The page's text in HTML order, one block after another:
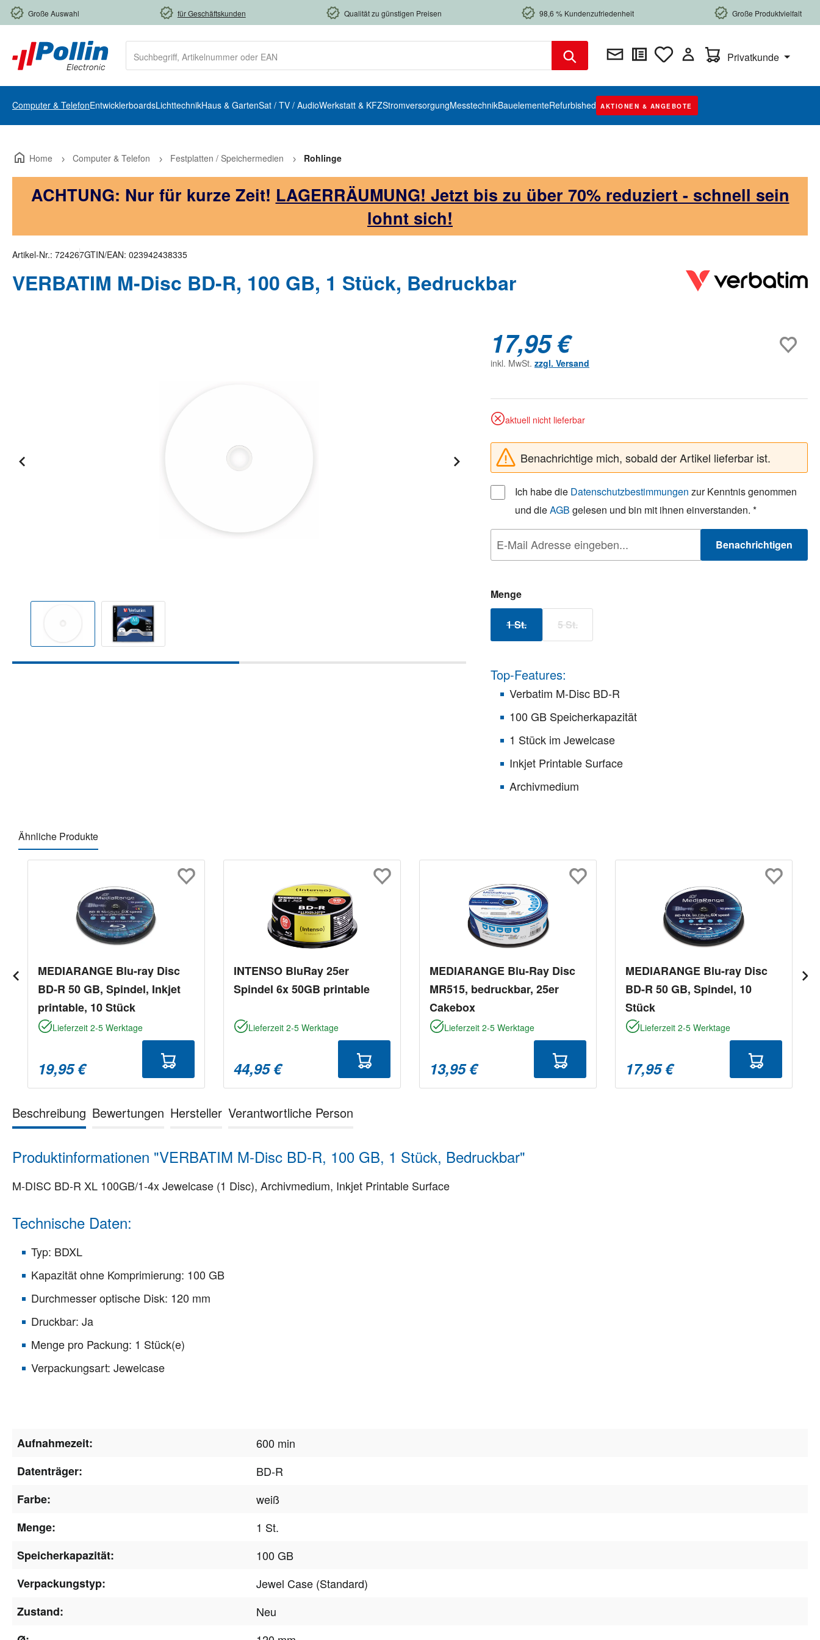
Hauptinhalt springen
Zur Suche springen
Zur Hauptnavigation springen
Große Auswahl für Geschäftskunden Qualität zu günstigen Preisen 98,6 % Kundenzufriedenheit Große Produktvielfalt
Warenkorb enthält 0
Privatkunde
Computer & TelefonEntwicklerboardsLichttechnikHaus & GartenSat / TV / AudioWerkstatt & KFZStromversorgungMesstechnikBauelementeRefurbished AKTIONEN & ANGEBOTE
Home Computer & Telefon Festplatten / Speichermedien Rohlinge
ACHTUNG: Nur für kurze Zeit! LAGERRÄUMUNG! Jetzt bis zu über 70% reduziert - schnell sein
lohnt sich!
Artikel-Nr.: 724267GTIN/EAN: 023942438335
VERBATIM M-Disc BD-R, 100 GB, 1 Stück, Bedruckbar
17,95 €
inkl. MwSt. zzgl. Versand
aktuell nicht lieferbar
Benachrichtige mich, sobald der Artikel lieferbar ist.
Ich habe die Datenschutzbestimmungen zur Kenntnis genommen
und dieAGB gelesen und bin mit ihnen einverstanden. *
Benachrichtigen
Mengeauswählen
1 St.(Diese Option ist zurzeit nicht verfügbar.)
5 St.(Diese Option ist zurzeit nicht verfügbar.)
Top-Features:
Verbatim M-Disc BD-R
100 GB Speicherkapazität
1 Stück im Jewelcase
Inkjet Printable Surface
Archivmedium
Ähnliche Produkte
MEDIARANGE Blu-ray Disc
BD-R 50 GB, Spindel, Inkjet
printable, 10 Stück
Lieferzeit 2-5 Werktage
19,95 €
INTENSO BluRay 25er
Spindel 6x 50GB printable
Lieferzeit 2-5 Werktage
44,95 €
MEDIARANGE Blu-Ray Disc
MR515, bedruckbar, 25er
Cakebox
Lieferzeit 2-5 Werktage
13,95 €
MEDIARANGE Blu-ray Disc
BD-R 50 GB, Spindel, 10
Stück
Lieferzeit 2-5 Werktage
17,95 €
Beschreibung Bewertungen Hersteller Verantwortliche Person
Produktinformationen "VERBATIM M-Disc BD-R, 100 GB, 1 Stück, Bedruckbar"
M-DISC BD-R XL 100GB/1-4x Jewelcase (1 Disc), Archivmedium, Inkjet Printable Surface
Technische Daten:
Typ: BDXL
Kapazität ohne Komprimierung: 100 GB
Durchmesser optische Disk: 120 mm
Druckbar: Ja
Menge pro Packung: 1 Stück(e)
Verpackungsart: Jewelcase
Aufnahmezeit:
600 min
Datenträger:
BD-R
Farbe:
weiß
Menge:
1 St.
Speicherkapazität:
100 GB
Verpackungstyp:
Jewel Case (Standard)
Zustand:
Neu